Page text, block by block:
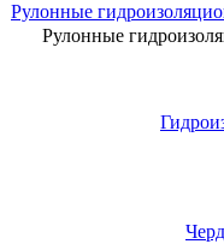
Рулонные
Рулонные